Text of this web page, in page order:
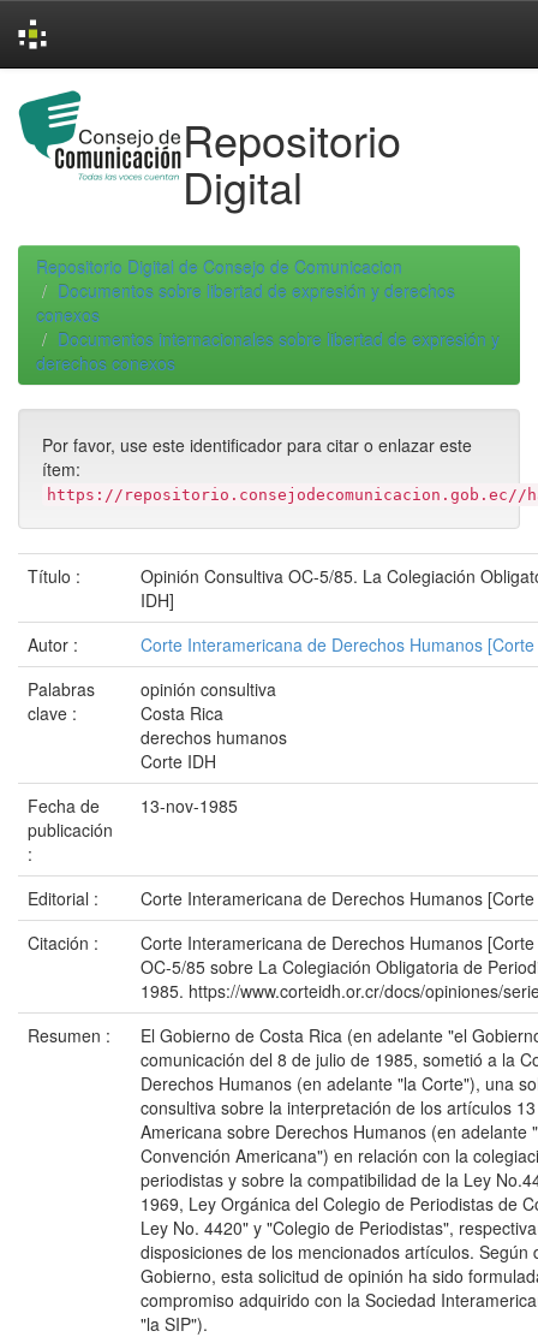
navigation
Repositorio
Digital
Repositorio Digital de Consejo de Comunicacion
Documentos sobre libertad de expresión y derechos
conexos
Documentos internacionales sobre libertad de expresión y
derechos conexos
Por favor, use este identificador para citar o enlazar este
ítem:
https://repositorio.consejodecomunicacion.gob.ec//
Título :
Opinión Consultiva OC-5/85. La Colegiación
IDH]
Autor :
Corte Interamericana de Derechos Humanos
Palabras
clave :
opinión consultiva
Costa Rica
derechos humanos
Corte IDH
Fecha de
publicación
:
13-nov-1985
Editorial :
Corte Interamericana de Derechos Humanos
Citación :
Corte Interamericana de Derechos Humanos
OC-5/85 sobre La Colegiación Obligatoria de
1985. https://www.corteidh.or.cr/docs/opiniones/
Resumen :
El Gobierno de Costa Rica (en adelante "el
comunicación del 8 de julio de 1985, sometió a la
Derechos Humanos (en adelante "la Corte"), una
consultiva sobre la interpretación de los artículos
Americana sobre Derechos Humanos (en adelante
Convención Americana") en relación con la
periodistas y sobre la compatibilidad de la Ley
1969, Ley Orgánica del Colegio de Periodistas de
Ley No. 4420" y "Colegio de Periodistas",
disposiciones de los mencionados artículos. Según
Gobierno, esta solicitud de opinión ha sido
compromiso adquirido con la Sociedad
"la SIP").